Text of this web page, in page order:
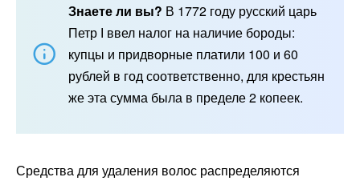
Знаете ли вы? В 1772 году русский царь
Петр І ввел налог на наличие бороды:
купцы и придворные платили 100 и 60
рублей в год соответственно, для крестьян
же эта сумма была в пределе 2 копеек.
Средства для удаления волос распределяются